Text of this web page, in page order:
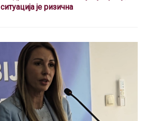
ситуација је ризична